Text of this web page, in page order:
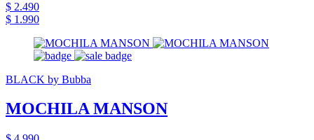
$ 2.490
$ 1.990
BLACK by Bubba
MOCHILA MANSON